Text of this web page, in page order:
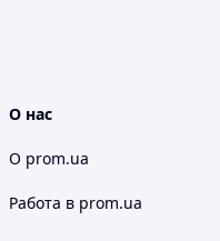
О нас
О prom.ua
Работа в prom.ua